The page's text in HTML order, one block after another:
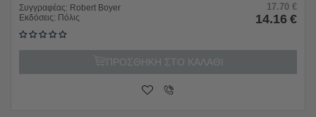
Συγγραφέας: Robert Boyer
Εκδόσεις: Πόλις
17.70 €
14.16 €
ΠΡΟΣΘΗΚΗ ΣΤΟ ΚΑΛΑΘΙ